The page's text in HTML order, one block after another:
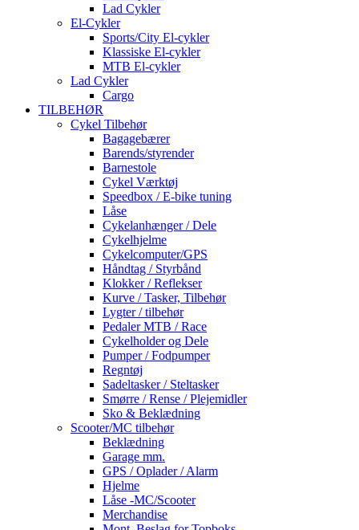
Lad Cykler
El-Cykler
Sports/City El-cykler
Klassiske El-cykler
MTB El-cykler
Lad Cykler
Cargo
TILBEHØR
Cykel Tilbehør
Bagagebærer
Barends/styrender
Barnestole
Cykel Værktøj
Speedbox / E-bike tuning
Låse
Cykelanhænger / Dele
Cykelhjelme
Cykelcomputer/GPS
Håndtag / Styrbånd
Klokker / Reflekser
Kurve / Tasker, Tilbehør
Lygter / tilbehør
Pedaler MTB / Race
Cykelholder og Dele
Pumper / Fodpumper
Regntøj
Sadeltasker / Steltasker
Smørre / Rense / Plejemidler
Sko & Beklædning
Scooter/MC tilbehør
Beklædning
Garage mm.
GPS / Oplader / Alarm
Hjelme
Låse -MC/Scooter
Merchandise